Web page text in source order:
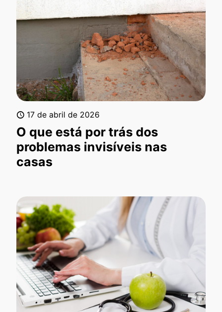
17 de abril de 2026
O que está por trás dos
problemas invisíveis nas
casas